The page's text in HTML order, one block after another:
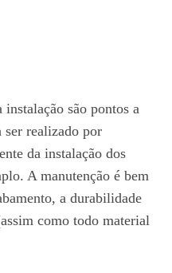
são pontos a
ser realizado por
da instalação dos
A manutenção é bem
a durabilidade
como todo material